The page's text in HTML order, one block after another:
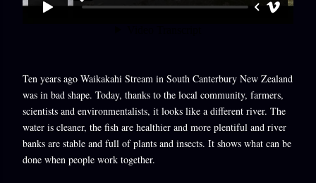
Ten years ago Waikakahi Stream in South Canterbury New Zealand
was in bad shape. Today, thanks to the local community, farmers,
scientists and environmentalists, it looks like a different river. The
water is cleaner, the fish are healthier and more plentiful and river
banks are stable and full of plants and insects. It shows what can be
done when people work together.